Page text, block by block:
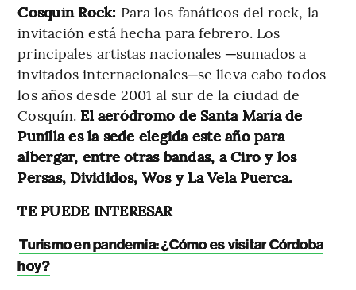
Cosquín Rock: Para los fanáticos del rock, la
invitación está hecha para febrero. Los
principales artistas nacionales ─sumados a
invitados internacionales─se lleva cabo todos
los años desde 2001 al sur de la ciudad de
Cosquín. El aeródromo de Santa María de
Punilla es la sede elegida este año para
albergar, entre otras bandas, a Ciro y los
Persas, Divididos, Wos y La Vela Puerca.
TE PUEDE INTERESAR
Turismo en pandemia: ¿Cómo es visitar Córdoba
hoy?